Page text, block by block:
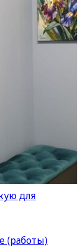
(работы)